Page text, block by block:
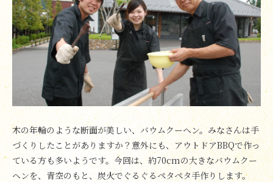
木の年輪のような断面が美しい、バウムクーヘン。みなさんは手
づくりしたことがありますか？意外にも、アウトドアBBQで作っ
ている方も多いようです。今回は、約70cmの大きなバウムクー
ヘンを、青空のもと、炭火でぐるぐるペタペタ手作りします。